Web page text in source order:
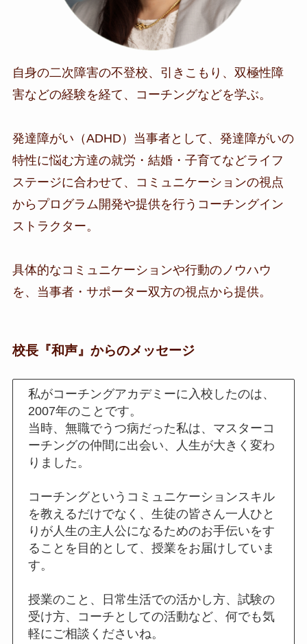
自身の二次障害の不登校、引きこもり、双極性障
害などの経験を経て、コーチングなどを学ぶ。
発達障がい（ADHD）当事者として、発達障がいの
特性に悩む方達の就労・結婚・子育てなどライフ
ステージに合わせて、コミュニケーションの視点
からプログラム開発や提供を行うコーチングイン
ストラクター。
具体的なコミュニケーションや行動のノウハウ
を、当事者・サポーター双方の視点から提供。
校長『和声』からのメッセージ
私がコーチングアカデミーに入校したのは、
2007年のことです。
当時、無職でうつ病だった私は、マスターコ
ーチングの仲間に出会い、人生が大きく変わ
りました。
コーチングというコミュニケーションスキル
を教えるだけでなく、生徒の皆さん一人ひと
りが人生の主人公になるためのお手伝いをす
ることを目的として、授業をお届けしていま
す。
授業のこと、日常生活での活かし方、試験の
受け方、コーチとしての活動など、何でも気
軽にご相談くださいね。